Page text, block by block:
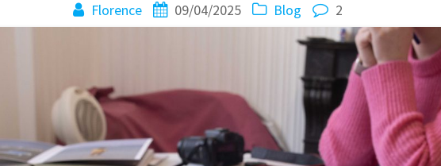
Florence 09/04/2025 Blog 2